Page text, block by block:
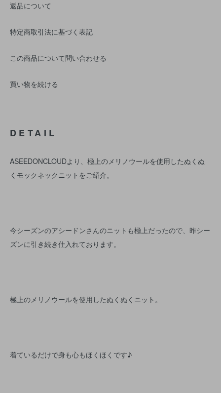
返品について
特定商取引法に基づく表記
この商品について問い合わせる
買い物を続ける
DETAIL
ASEEDONCLOUDより、極上のメリノウールを使用したぬくぬ
くモックネックニットをご紹介。
今シーズンのアシードンさんのニットも極上だったので、昨シー
ズンに引き続き仕入れております。
極上のメリノウールを使用したぬくぬくニット。
着ているだけで身も心もほくほくです♪